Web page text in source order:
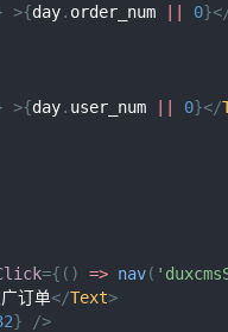
>{day. order_num 0}
>{day. user_num 0}</
={ ( ) => nav(
订单</Text>
}
/>